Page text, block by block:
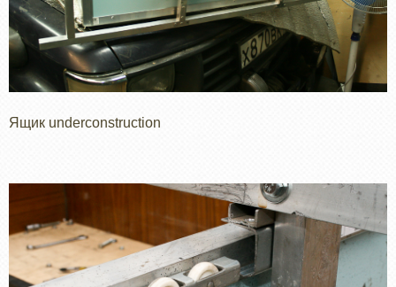
Ящик underconstruction